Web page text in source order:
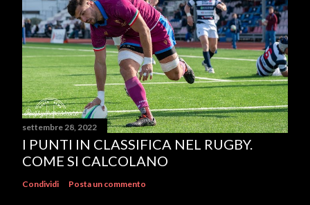
settembre 28, 2022
I PUNTI IN CLASSIFICA NEL RUGBY.
COME SI CALCOLANO
Condividi Posta un commento